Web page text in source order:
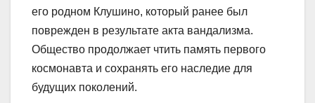
его родном Клушино, который ранее был
поврежден в результате акта вандализма.
Общество продолжает чтить память первого
космонавта и сохранять его наследие для
будущих поколений.